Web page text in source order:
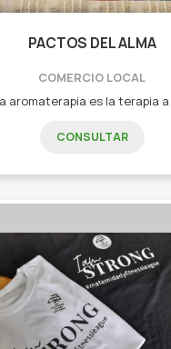
PACTOS DEL ALMA
COMERCIO LOCAL
CONSULTAR